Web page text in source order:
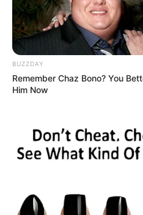
BUZZDAY
Remember Chaz Bono? You
Him Now